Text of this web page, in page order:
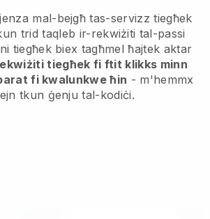
mal-bejgħ tas-servizz tiegħek
trid taqleb ir-rekwiżiti tal-passi
tiegħek biex tagħmel ħajtek aktar
tiegħek fi ftit klikks minn
fi kwalunkwe ħin - m'hemmx
tkun ġenju tal-kodiċi.